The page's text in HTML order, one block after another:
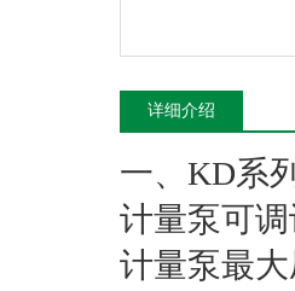
详细介绍
一、KD系
计量泵可
计量泵最大